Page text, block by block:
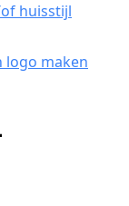
huisstijl
logo maken